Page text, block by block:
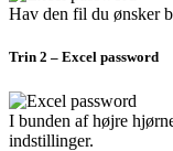
Hav den fil du ønsker
Trin 2 – Excel password
I bunden af højre
indstillinger.